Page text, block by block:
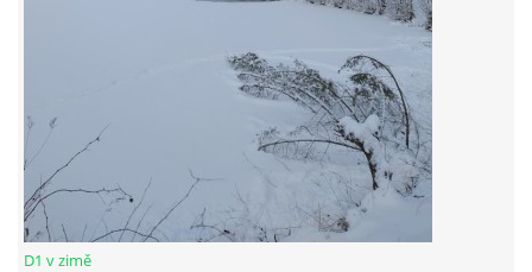
|WebSlice |Aktualizováno: 29. 6. 2026
D1 v zimě